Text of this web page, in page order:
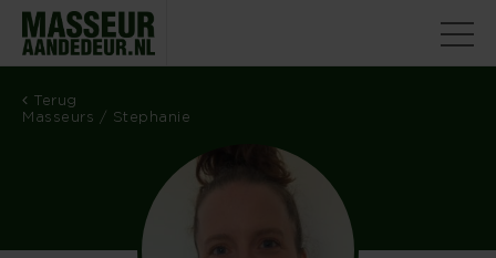
Terug
Masseurs / Stephanie